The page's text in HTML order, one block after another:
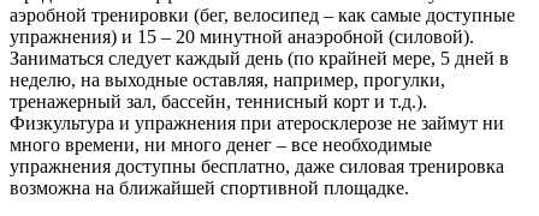
аэробной тренировки (бег, велосипед – как самые доступные
упражнения) и 15 – 20 минутной анаэробной (силовой).
Заниматься следует каждый день (по крайней мере, 5 дней в
неделю, на выходные оставляя, например, прогулки,
тренажерный зал, бассейн, теннисный корт и т.д.).
Физкультура и упражнения при атеросклерозе не займут ни
много времени, ни много денег – все необходимые
упражнения доступны бесплатно, даже силовая тренировка
возможна на ближайшей спортивной площадке.